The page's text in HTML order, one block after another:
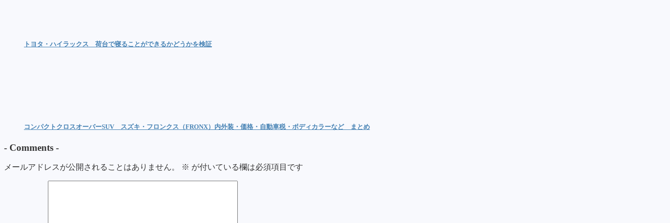
トヨタ・ハイラックス 荷台で寝ることができるかどうかを検証
コンパクトクロスオーバーSUV スズキ・フロンクス（FRONX）内外装・価格・自動車税・ボディカラーなど まとめ
- Comments -
メールアドレスが公開されることはありません。 ※ が付いている欄は必須項目です